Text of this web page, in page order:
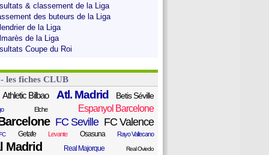
& classement de la Liga
des buteurs de la Liga
de la Liga
de la Liga
Coupe du Roi
les fiches CLUB
Athletic Bilbao Atl. Madrid Betis Séville
Elche Espanyol Barcelone
FC Seville FC Valence
Getafe Levante Osasuna Rayo Vallecano
Madrid Real Majorque Real Oviedo